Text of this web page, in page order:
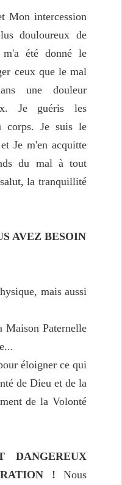
Mon intercession
douloureux de
m'a été donné le
ceux que le mal
une douleur
Je guéris les
corps. Je suis le
Je m'en acquitte
du mal à tout
la tranquillité
AVEZ BESOIN
mais aussi
Maison Paternelle
éloigner ce qui
de Dieu et de la
de la Volonté
DANGEREUX
! Nous